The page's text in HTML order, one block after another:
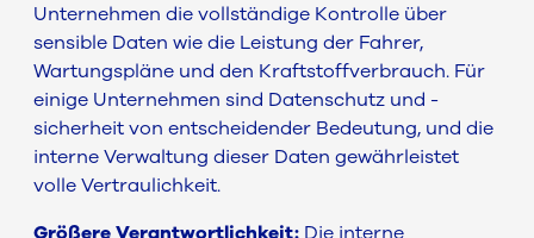
Unternehmen die vollständige Kontrolle über
sensible Daten wie die Leistung der Fahrer,
Wartungspläne und den Kraftstoffverbrauch. Für
einige Unternehmen sind Datenschutz und -
sicherheit von entscheidender Bedeutung, und die
interne Verwaltung dieser Daten gewährleistet
volle Vertraulichkeit.